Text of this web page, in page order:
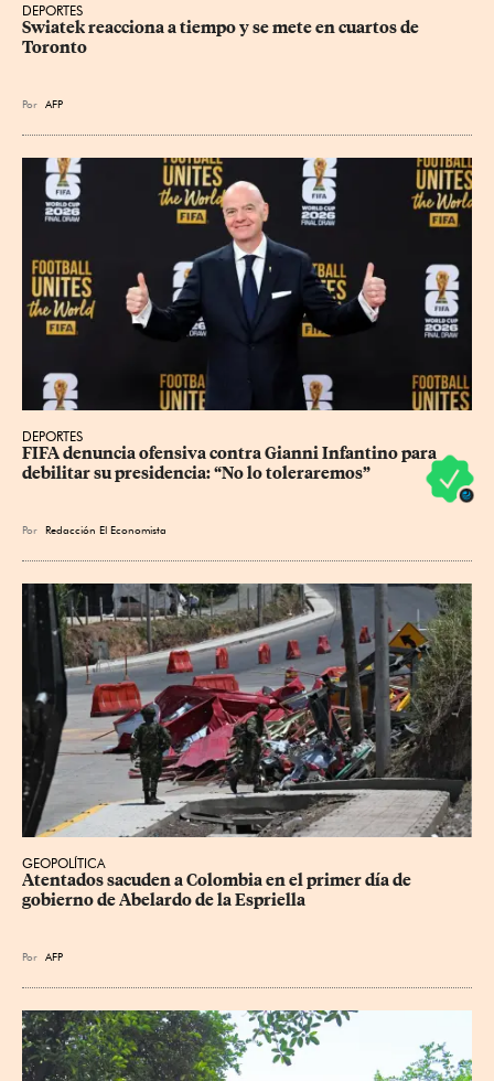
DEPORTES
Swiatek reacciona a tiempo y se mete en cuartos de
Toronto
Por AFP
DEPORTES
FIFA denuncia ofensiva contra Gianni Infantino para
debilitar su presidencia: “No lo toleraremos”
Por Redacción El Economista
GEOPOLÍTICA
Atentados sacuden a Colombia en el primer día de
gobierno de Abelardo de la Espriella
Por AFP